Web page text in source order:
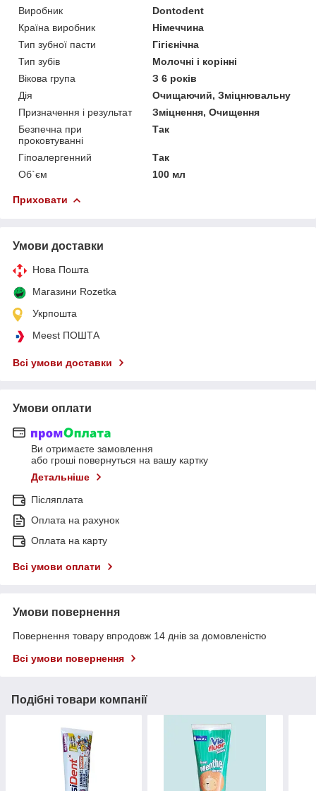
Виробник
Dontodent
Країна виробник
Німеччина
Тип зубної пасти
Гігієнічна
Тип зубів
Молочні і корінні
Вікова група
З 6 років
Дія
Очищаючий, Зміцнювальну
Призначення і результат
Зміцнення, Очищення
Безпечна при
проковтуванні
Так
Гіпоалергенний
Так
Об`єм
100 мл
Приховати
Умови доставки
Нова Пошта
Магазини Rozetka
Укрпошта
Meest ПОШТА
Всі умови доставки
Умови оплати
Ви отримаєте замовлення
або гроші повернуться на вашу картку
Детальніше
Післяплата
Оплата на рахунок
Оплата на карту
Всі умови оплати
Умови повернення
Повернення товару впродовж 14 днів за домовленістю
Всі умови повернення
Подібні товари компанії